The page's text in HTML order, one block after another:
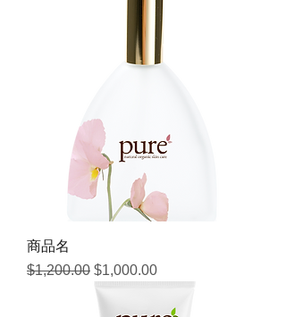
商品名
通常価格
$1,200.00 セール価格
$1,000.00